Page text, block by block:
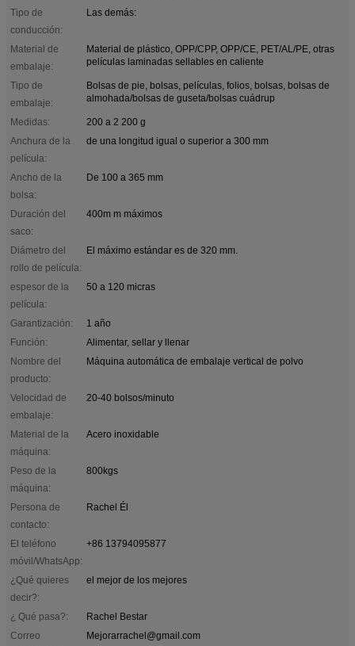
Tipo de
conducción:
Las demás:
Material de
embalaje:
Material de plástico, OPP/CPP, OPP/CE, PET/AL/PE, otras
películas laminadas sellables en caliente
Tipo de
embalaje:
Bolsas de pie, bolsas, películas, folios, bolsas, bolsas de
almohada/bolsas de guseta/bolsas cuádrup
Medidas:
200 a 2 200 g
Anchura de la
película:
de una longitud igual o superior a 300 mm
Ancho de la
bolsa:
De 100 a 365 mm
Duración del
saco:
400m m máximos
Diámetro del
rollo de película:
El máximo estándar es de 320 mm.
espesor de la
película:
50 a 120 micras
Garantización:
1 año
Función:
Alimentar, sellar y llenar
Nombre del
producto:
Máquina automática de embalaje vertical de polvo
Velocidad de
embalaje:
20-40 bolsos/minuto
Material de la
máquina:
Acero inoxidable
Peso de la
máquina:
800kgs
Persona de
contacto:
Rachel Él
El teléfono
móvil/WhatsApp:
+86 13794095877
¿Qué quieres
decir?:
el mejor de los mejores
¿ Qué pasa?:
Rachel Bestar
Correo
Mejorarrachel@gmail.com